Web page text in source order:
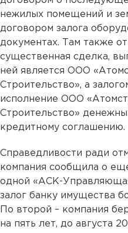
нежилых помещений и
договором залога
документах. Там также
существенная сделка,
ней является ООО
Строительство», а
исполнение ООО
Строительство»
кредитному соглашению.
Справедливости ради
компания сообщила о
одной «АСК-
залог банку имущества
По второй – компания
на пять лет, до августа